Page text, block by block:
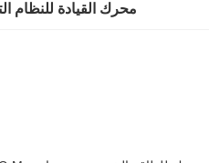
محرك القيادة للنظام